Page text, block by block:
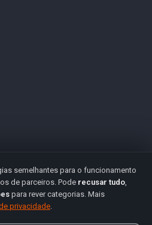
semelhantes para o funcionamento
de parceiros. Pode recusar tudo,
para rever categorias. Mais
privacidade.